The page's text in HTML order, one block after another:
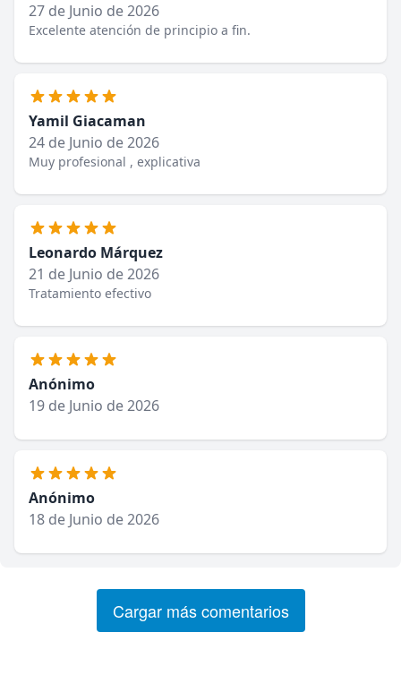
27 de Junio de 2026
Excelente atención de principio a fin.
Yamil Giacaman
24 de Junio de 2026
Muy profesional , explicativa
Leonardo Márquez
21 de Junio de 2026
Tratamiento efectivo
Anónimo
19 de Junio de 2026
Anónimo
18 de Junio de 2026
Cargar más comentarios